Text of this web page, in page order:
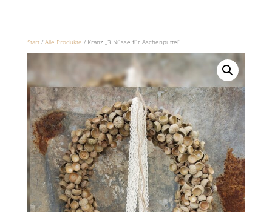
Start/ Alle Produkte / Kranz „3 Nüsse für Aschenputtel“